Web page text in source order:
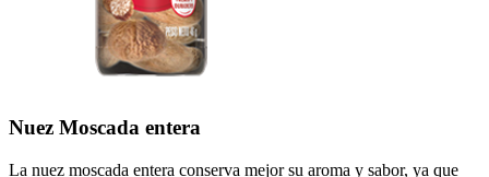
Nuez Moscada entera
La nuez moscada entera conserva mejor su aroma y sabor, ya que